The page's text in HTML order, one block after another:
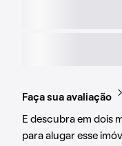
Faça sua avaliação
E descubra em dois
para alugar esse